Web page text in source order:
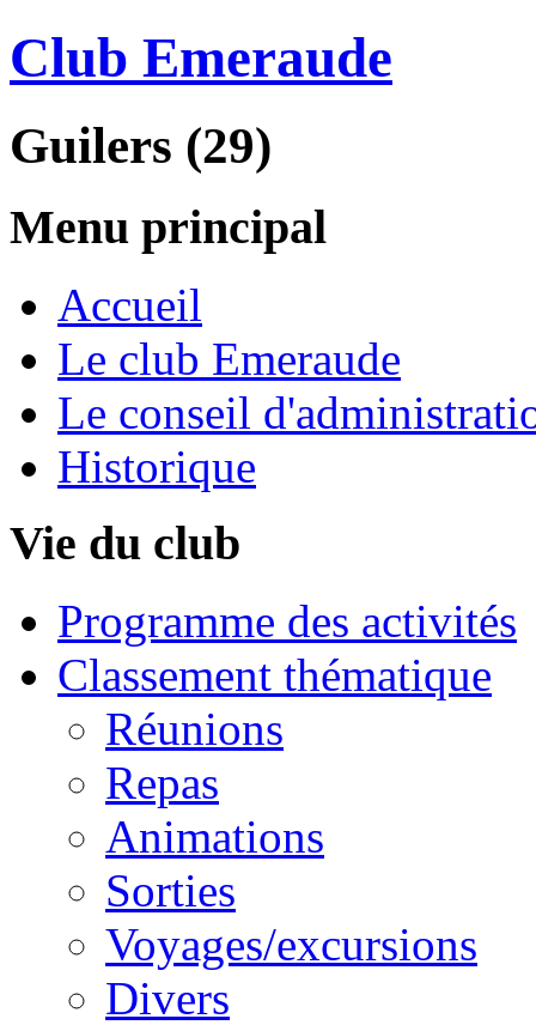
Club Emeraude
Guilers (29)
Menu principal
Accueil
Le club Emeraude
Le conseil
Historique
Vie du club
Programme des activités
Classement thématique
Réunions
Repas
Animations
Sorties
Voyages/excursions
Divers